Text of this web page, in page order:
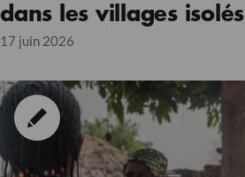
dans les villages isolés
17 juin 2026